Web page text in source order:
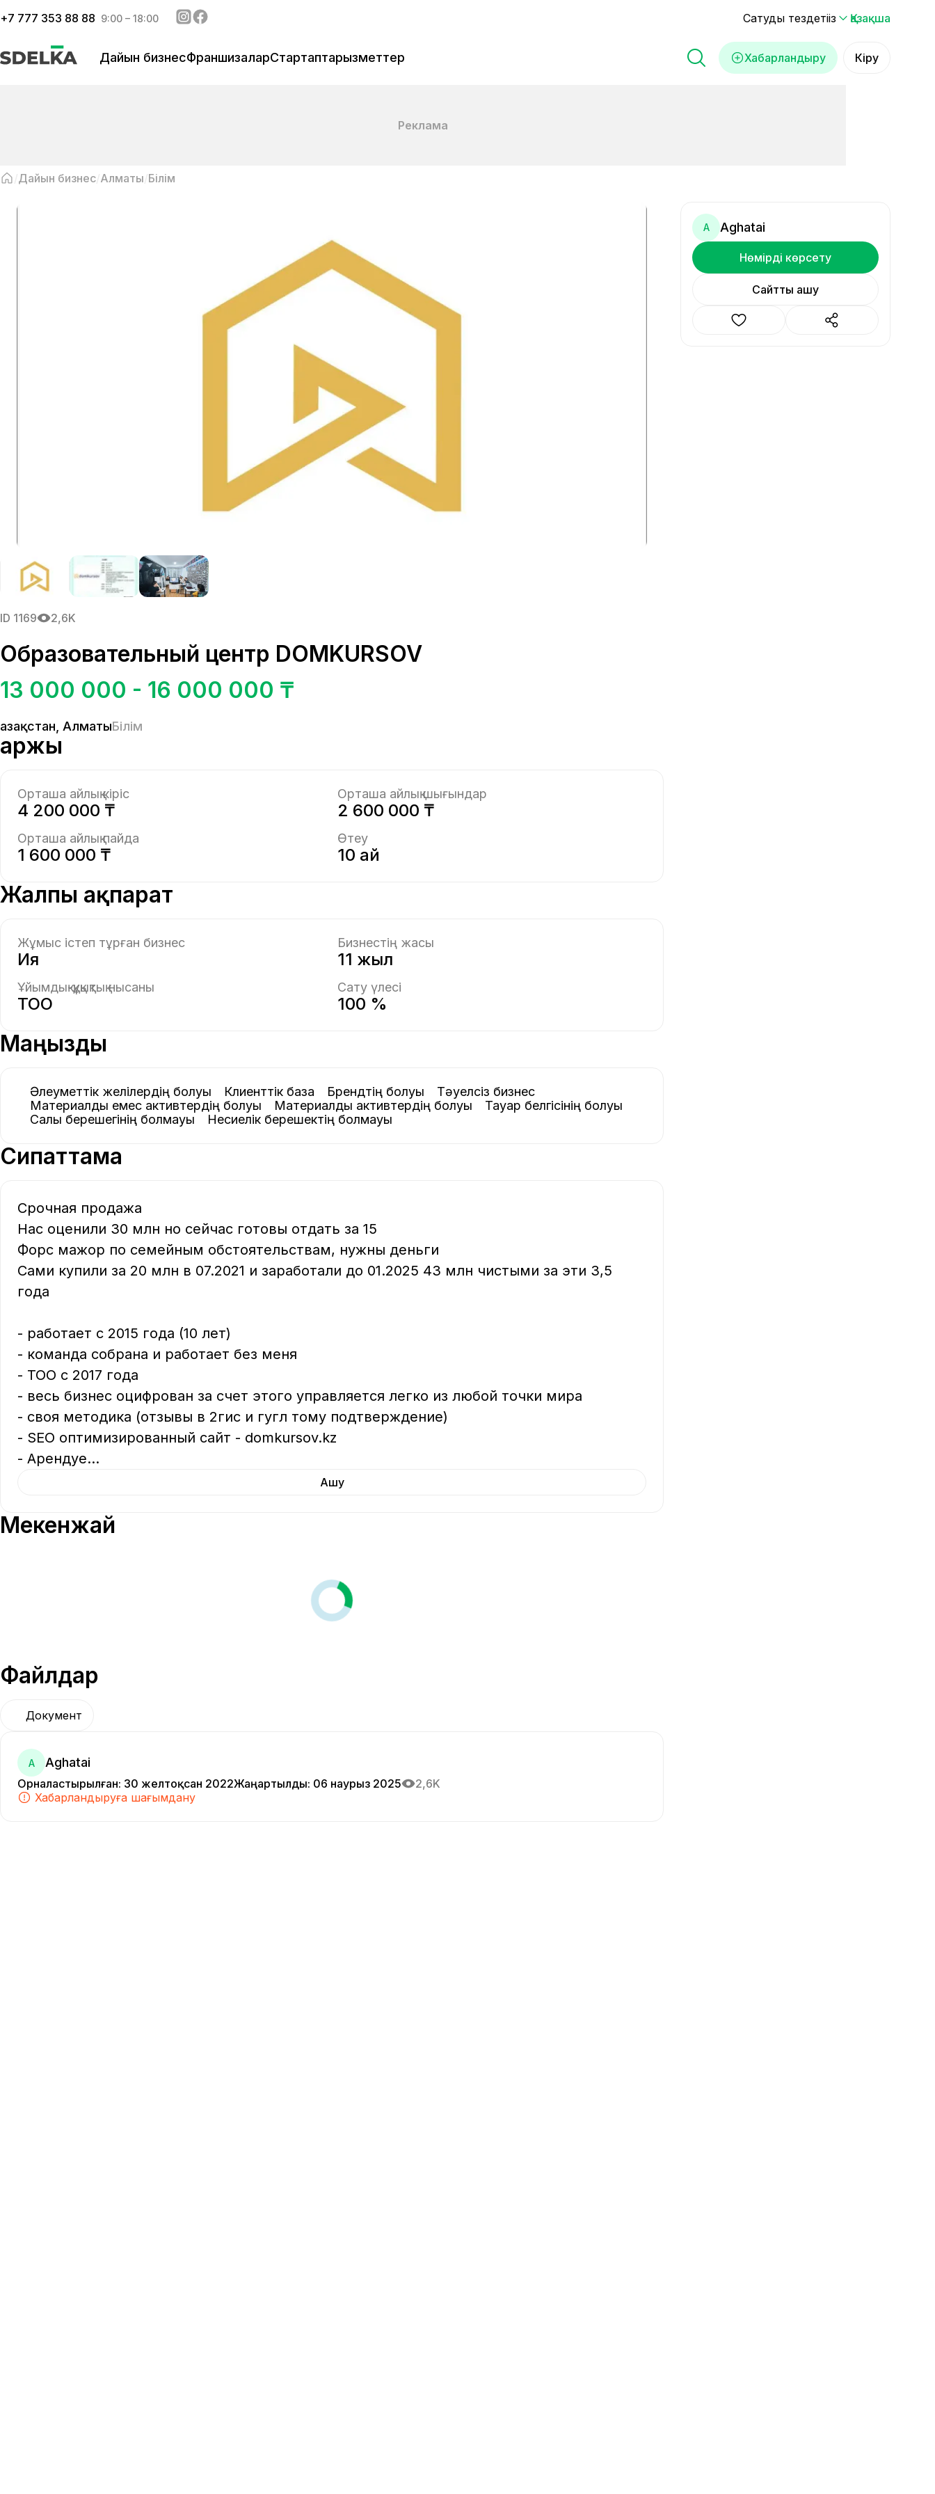
+7 777 353 88 88 9:00 – 18:00 Сатуды тездетіңіз Қазақша
Хабарландыру Кіру
Дайын бизнесФраншизаларСтартаптарҚызметтер
Реклама
Дайын бизнес Алматы Білім
ID 1169 2,6K
Образовательный центр DOMKURSOV
13 000 000 - 16 000 000 ₸
Қазақстан АлматыБілім
Қаржы
Орташа айлық кіріс
4 200 000 ₸
Орташа айлық шығындар
2 600 000 ₸
Орташа айлық пайда
1 600 000 ₸
Өтеу
10 ай
Жалпы ақпарат
Жұмыс істеп тұрған бизнес
Ия
Бизнестің жасы
11 жыл
Ұйымдық-құқықтық нысаны
ТОО
Сату үлесі
100 %
Маңызды
Әлеуметтік желілердің болуы Клиенттік база Брендтің болуы
Тәуелсіз бизнес
Материалдық емес активтердің болуы
Материалдық активтердің болуы
Тауар белгісінің болуы
Салық берешегінің болмауы
Несиелік берешектің болмауы
Сипаттама
Срочная продажа
Нас оценили 30 млн но сейчас готовы отдать за 15
Форс мажор по семейным обстоятельствам, нужны деньги
Сами купили за 20 млн в 07.2021 и заработали до 01.2025 43 млн чистыми за эти 3,5
года
- работает с 2015 года (10 лет)
- команда собрана и работает без меня
- ТОО с 2017 года
- весь бизнес оцифрован за счет этого управляется легко из любой точки мира
- своя методика (отзывы в 2гис и гугл тому подтверждение)
- SEO оптимизированный сайт - domkursov.kz
- Арендуе...
Ашу
Мекенжай
Файлдар
Документ
А Аghatai
Орналастырылған: 30 желтоқсан 2022Жаңартылды: 06 наурыз 2025
2,6K
Хабарландыруға шағымдану
А Аghatai
Нөмірді көрсету
Сайтты ашу